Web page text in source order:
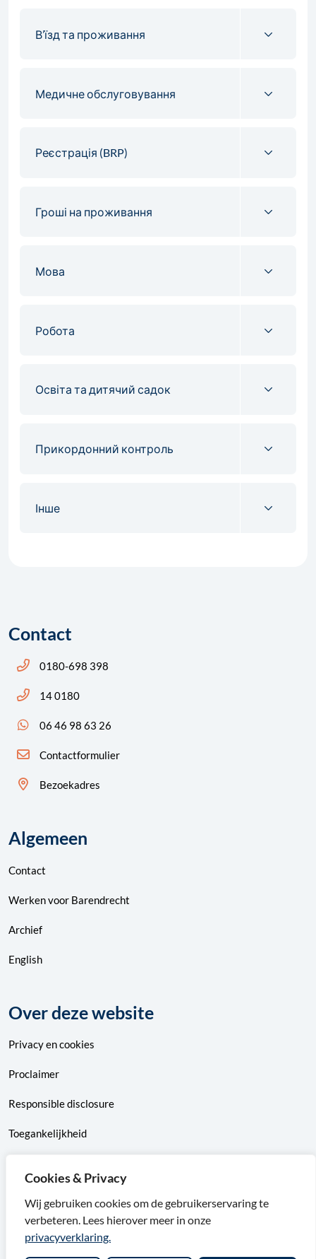
Cookies & Privacy
Wij gebruiken cookies om de gebruikerservaring te
verbeteren. Lees hierover meer in onze
privacyverklaring.
В’їзд та проживання
Медичне обслуговування
Реєстрація (BRP)
Гроші на проживання
Мова
Робота
Освіта та дитячий садок
Прикордонний контроль
Інше
Contact
Bel ons: 14 0180
0180-698 398
Bel ons: 14 0180
14 0180
App ons: 06 46 98 63 26 (WhatsApp)
06 46 98 63 26
Contactformulier
Bezoekadres
Algemeen
Contact
Werken voor Barendrecht
Archief
English
Over deze website
Privacyencookies
Proclaimer
Responsible disclosure
Toegankelijkheid
F
a
X
v
n
i